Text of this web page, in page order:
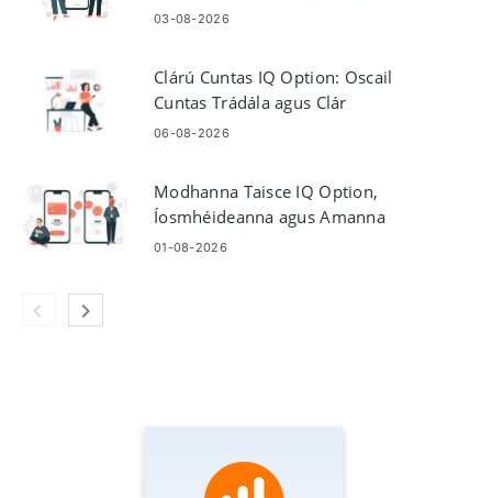
i Laos
03-08-2026
Clárú Cuntas IQ Option: Oscail
Cuntas Trádála agus Clár
06-08-2026
Modhanna Taisce IQ Option,
Íosmhéideanna agus Amanna
Próiseála
01-08-2026